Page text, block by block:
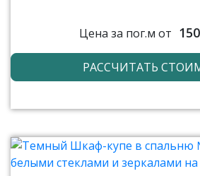
Цена за пог.м от
РАССЧИТАТЬ